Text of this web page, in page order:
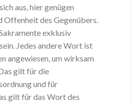
aus, hier genügen
Offenheit des Gegenübers.
exklusiv
Jedes andere Wort ist
angewiesen, um wirksam
gilt für die
und für
gilt für das Wort des